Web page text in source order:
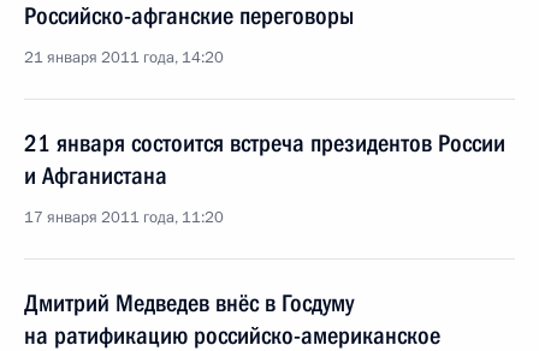
Российско-афганские переговоры
21 января 2011 года, 14:20
21 января состоится встреча президентов России
и Афганистана
17 января 2011 года, 11:20
Дмитрий Медведев внёс в Госдуму
на ратификацию российско-американское